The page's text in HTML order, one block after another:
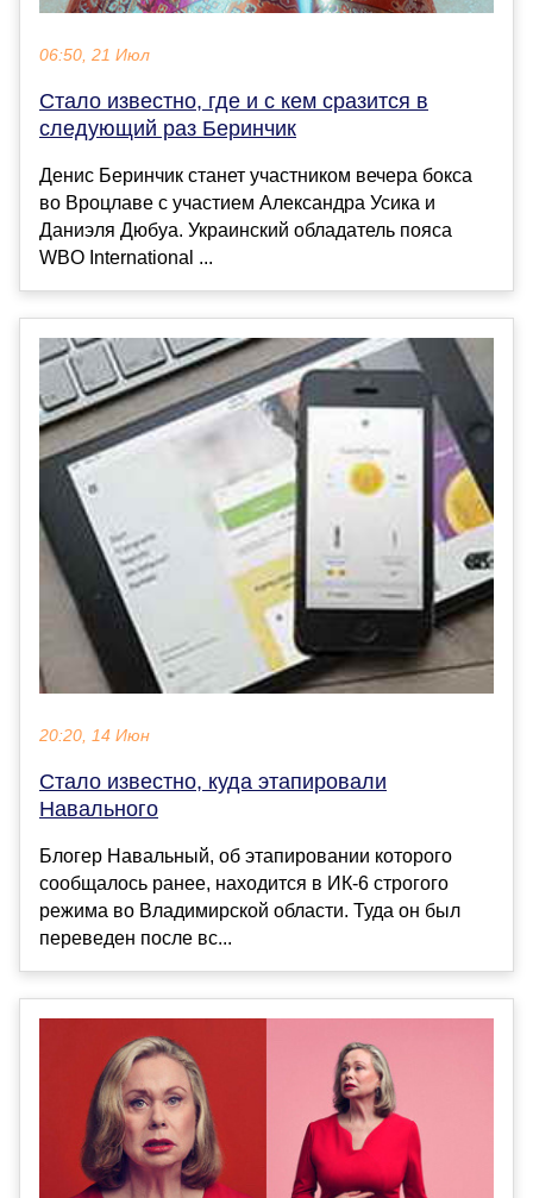
06:50, 21 Июл
Стало известно, где и с кем сразится в
следующий раз Беринчик
Денис Беринчик станет участником вечера бокса
во Вроцлаве с участием Александра Усика и
Даниэля Дюбуа. Украинский обладатель пояса
WBO International ...
20:20, 14 Июн
Стало известно, куда этапировали
Навального
Блогер Навальный, об этапировании которого
сообщалось ранее, находится в ИК-6 строгого
режима во Владимирской области. Туда он был
переведен после вс...